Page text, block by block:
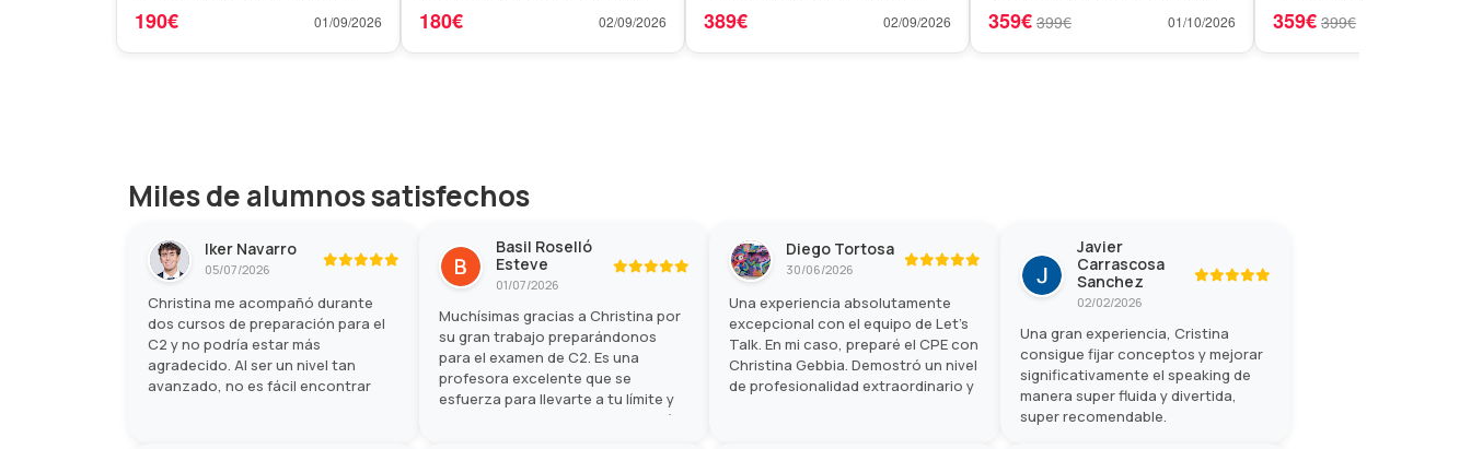
190€ 01/09/2026 180€ 02/09/2026 389€ 02/09/2026 359€ 399€ 01/10/2026 359€ 399€
Miles de alumnos satisfechos
Iker Navarro
05/07/2026
Christina me acompañó durante
dos cursos de preparación para el
C2 y no podría estar más
agradecido. Al ser un nivel tan
avanzado, no es fácil encontrar
Basil Roselló
Esteve
01/07/2026
Muchísimas gracias a Christina por
su gran trabajo preparándonos
para el examen de C2. Es una
profesora excelente que se
esfuerza para llevarte a tu límite y
que lo hagas lo mejor posible el día
Diego Tortosa
30/06/2026
Una experiencia absolutamente
excepcional con el equipo de Let's
Talk. En mi caso, preparé el CPE con
Christina Gebbia. Demostró un nivel
de profesionalidad extraordinario y
Javier
Carrascosa
Sanchez
02/02/2026
Una gran experiencia, Cristina
consigue fijar conceptos y mejorar
significativamente el speaking de
manera super fluida y divertida,
super recomendable.